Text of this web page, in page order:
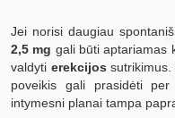
Jei norisi daugiau
2,5 mg gali būti aptariamas
valdyti erekcijos
poveikis gali prasidėti
intymesni planai tampa